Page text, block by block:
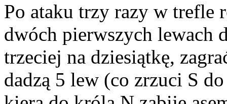
Po ataku trzy razy w trefle
dwóch pierwszych lewach
trzeciej na dziesiątkę,
dadzą 5 lew (co zrzuci S